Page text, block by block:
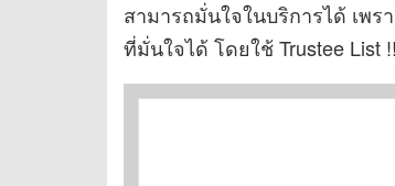
สามารถมั่นใจในบริการได้ เพร
ที่มั่นใจได้ โดยใช้ Trustee List !!